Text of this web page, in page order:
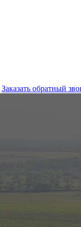
Заказать обратный